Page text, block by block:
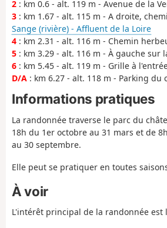
2 : km 0.6 - alt. 119 m - Avenue de la
3 : km 1.67 - alt. 115 m - A droite,
Sange (rivière) - Affluent de la Loire
4 : km 2.31 - alt. 116 m - Chemin
5 : km 3.29 - alt. 116 m - À gauche sur
6 : km 5.45 - alt. 119 m - Grille à
D/A : km 6.27 - alt. 118 m - Parking du
Informations pratiques
La randonnée traverse le parc du
18h du 1er octobre au 31 mars et de
au 30 septembre.
Elle peut se pratiquer en toutes
À voir
L'intérêt principal de la randonnée est